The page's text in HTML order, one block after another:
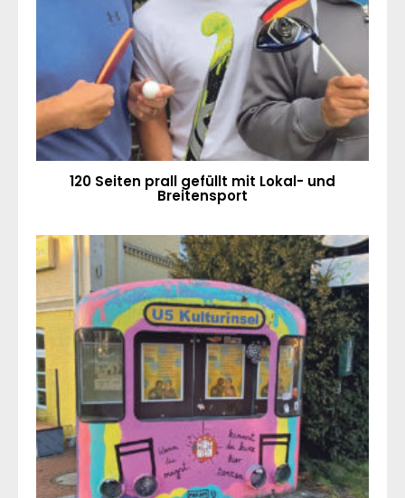
120 Seiten prall gefüllt mit Lokal- und
Breitensport